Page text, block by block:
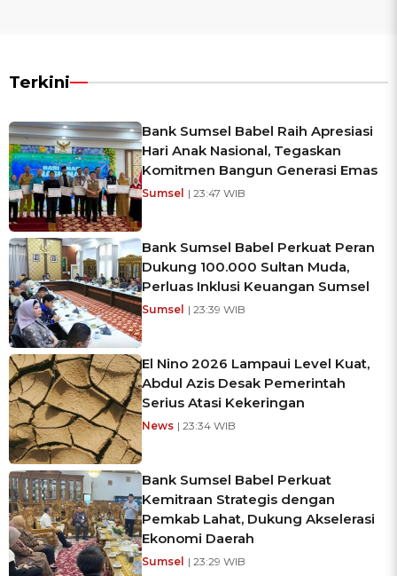
Terkini
Bank Sumsel Babel Raih Apresiasi
Hari Anak Nasional, Tegaskan
Komitmen Bangun Generasi Emas
Sumsel | 23:47 WIB
Bank Sumsel Babel Perkuat Peran
Dukung 100.000 Sultan Muda,
Perluas Inklusi Keuangan Sumsel
Sumsel | 23:39 WIB
El Nino 2026 Lampaui Level Kuat,
Abdul Azis Desak Pemerintah
Serius Atasi Kekeringan
News | 23:34 WIB
Bank Sumsel Babel Perkuat
Kemitraan Strategis dengan
Pemkab Lahat, Dukung Akselerasi
Ekonomi Daerah
Sumsel | 23:29 WIB